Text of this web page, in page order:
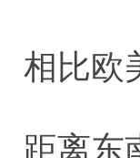
相比欧
距离东